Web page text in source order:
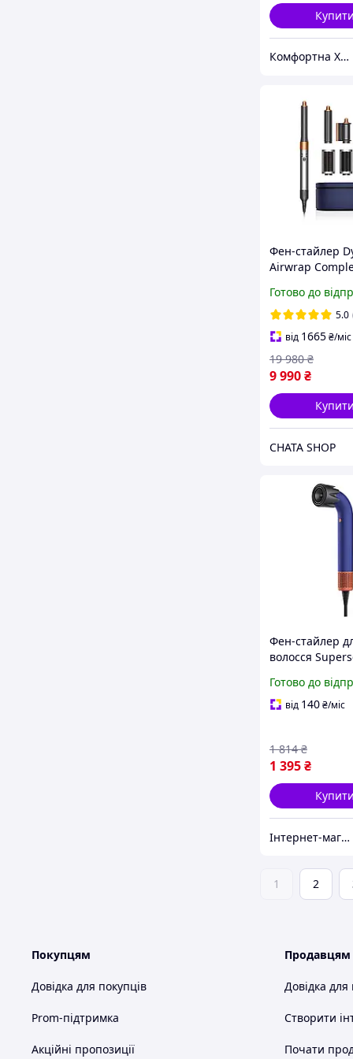
Купити
Комфортна Хата
Фен-стайлер
Airwrap
Готово до
5.0
від 1665₴/міс
9 990₴
19 980 ₴
Купити
CHATA SHOP
Фен-стайлер
волосся
негативними
Фіолетовий (
Готово до
від 140₴/міс
1 395₴
1 814 ₴
Купити
Інтернет-магазин "BaFY"
1 2
Покупцям
Довідка для покупців
Prom-підтримка
Акційні пропозиції
Продавцям
Довідка для
Створити
Почати